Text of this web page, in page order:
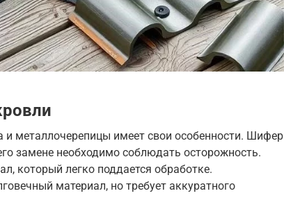
металлочерепицы имеет свои особенности. Шифер
замене необходимо соблюдать осторожность.
который легко поддается обработке.
материал, но требует аккуратного